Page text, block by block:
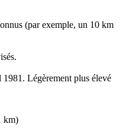
(par exemple, un 10 km
Légèrement plus élevé
km)